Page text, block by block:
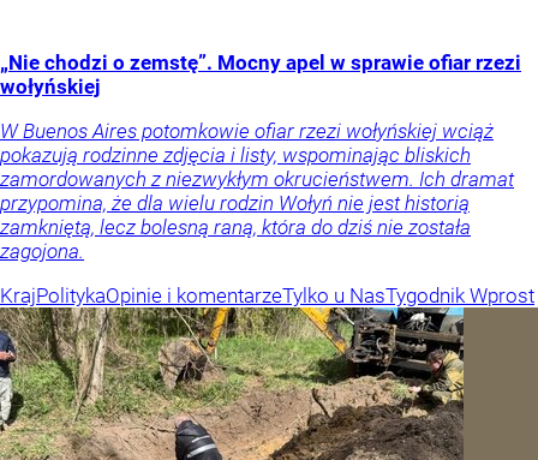
„Nie chodzi o zemstę”. Mocny apel w sprawie ofiar rzezi
wołyńskiej
W Buenos Aires potomkowie ofiar rzezi wołyńskiej wciąż
pokazują rodzinne zdjęcia i listy, wspominając bliskich
zamordowanych z niezwykłym okrucieństwem. Ich dramat
przypomina, że dla wielu rodzin Wołyń nie jest historią
zamkniętą, lecz bolesną raną, która do dziś nie została
zagojona.
KrajPolitykaOpinie i komentarzeTylko u NasTygodnik Wprost